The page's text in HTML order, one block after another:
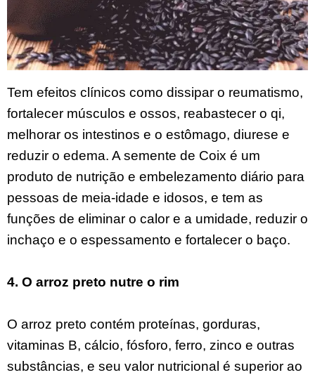
Tem efeitos clínicos como dissipar o reumatismo,
fortalecer músculos e ossos, reabastecer o qi,
melhorar os intestinos e o estômago, diurese e
reduzir o edema. A semente de Coix é um
produto de nutrição e embelezamento diário para
pessoas de meia-idade e idosos, e tem as
funções de eliminar o calor e a umidade, reduzir o
inchaço e o espessamento e fortalecer o baço.
4. O arroz preto nutre o rim
O arroz preto contém proteínas, gorduras,
vitaminas B, cálcio, fósforo, ferro, zinco e outras
substâncias, e seu valor nutricional é superior ao